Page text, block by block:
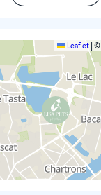
Leaflet ©